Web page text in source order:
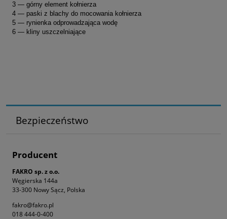
3 — górny element kołnierza
4 — paski z blachy do mocowania kołnierza
5 — rynienka odprowadzająca wodę
6 — kliny uszczelniające
Bezpieczeństwo
Producent
FAKRO sp. z o.o.
Węgierska 144a
33-300 Nowy Sącz, Polska
fakro@fakro.pl
018 444-0-400